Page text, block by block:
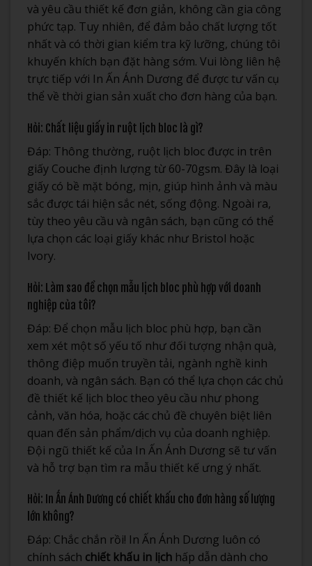
và yêu cầu thiết kế đơn giản, không cần gia công
phức tạp. Tuy nhiên, để đảm bảo chất lượng tốt
nhất và có thời gian kiểm tra kỹ lưỡng, chúng tôi
khuyến khích bạn đặt hàng sớm. Vui lòng liên hệ
trực tiếp với In Ấn Ánh Dương để được tư vấn cụ
thể về thời gian sản xuất cho đơn hàng của bạn.
Hỏi: Chất liệu giấy in ruột lịch bloc là gì?
Đáp: Thông thường, ruột lịch bloc được in trên
giấy Couche định lượng từ 60-70gsm. Đây là loại
giấy có bề mặt bóng, mịn, giúp hình ảnh và màu
sắc được tái hiện sắc nét, sống động. Ngoài ra,
tùy theo yêu cầu và ngân sách, bạn cũng có thể
lựa chọn các loại giấy khác như Bristol hoặc
Ivory.
Hỏi: Làm sao để chọn mẫu lịch bloc phù hợp với doanh
nghiệp của tôi?
Đáp: Để chọn mẫu lịch bloc phù hợp, bạn cần
xem xét một số yếu tố như đối tượng nhận quà,
thông điệp muốn truyền tải, ngành nghề kinh
doanh, và ngân sách. Bạn có thể lựa chọn các chủ
đề thiết kế lịch bloc theo yêu cầu như phong
cảnh, văn hóa, hoặc các chủ đề chuyên biệt liên
quan đến sản phẩm/dịch vụ của doanh nghiệp.
Đội ngũ thiết kế của In Ấn Ánh Dương sẽ tư vấn
và hỗ trợ bạn tìm ra mẫu thiết kế ưng ý nhất.
Hỏi: In Ấn Ánh Dương có chiết khấu cho đơn hàng số lượng
lớn không?
Đáp: Chắc chắn rồi! In Ấn Ánh Dương luôn có
chính sách chiết khấu in lịch hấp dẫn dành cho